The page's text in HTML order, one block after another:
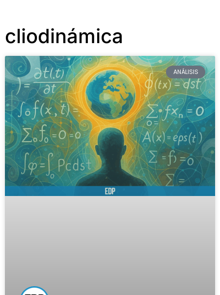
cliodinámica
ANÁLISIS